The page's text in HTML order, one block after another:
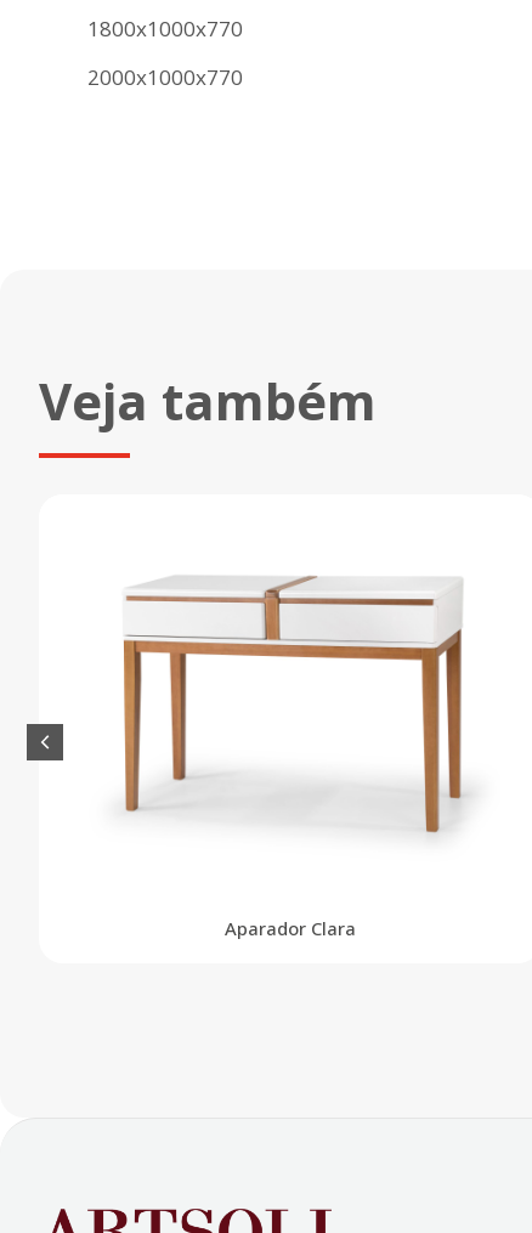
1800x1000x770
2000x1000x770
Veja também
Aparador Clara